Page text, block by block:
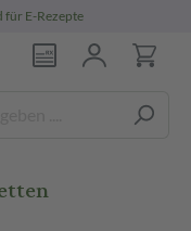
für E-Rezepte